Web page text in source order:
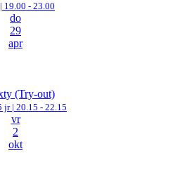
19.00 - 23.00
do
29
apr
(Try-out)
jr | 20.15 - 22.15
vr
2
okt